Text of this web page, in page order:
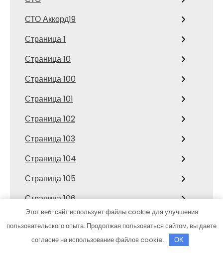
СТО Аккорд19
Страница 1
Страница 10
Страница 100
Страница 101
Страница 102
Страница 103
Страница 104
Страница 105
Страница 106
Страница 108
Этот веб-сайт использует файлы cookie для улучшения
пользовательского опыта. Продолжая пользоваться сайтом, вы даете
согласие на использование файлов cookie.
OK